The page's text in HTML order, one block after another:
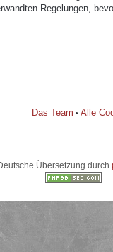
Regelungen,
Das Team • Alle
Übersetzung durch